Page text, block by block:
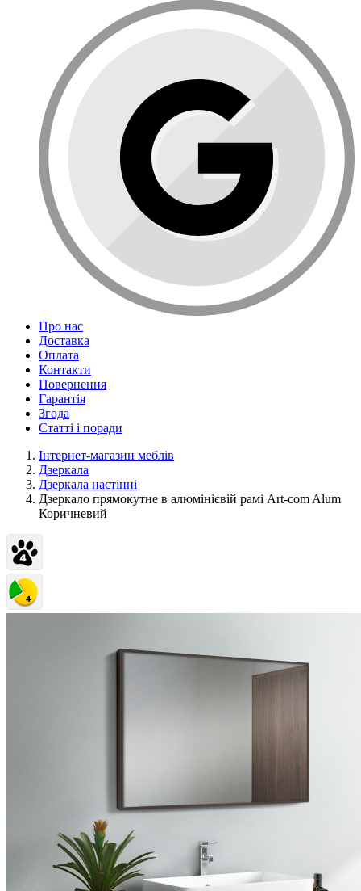
Про нас
Доставка
Оплата
Контакти
Повернення
Гарантія
Згода
Статті і поради
Інтернет-магазин меблів
Дзеркала
Дзеркала настінні
Дзеркало прямокутне в алюмінієвій рамі Art-com Alum
Коричневий